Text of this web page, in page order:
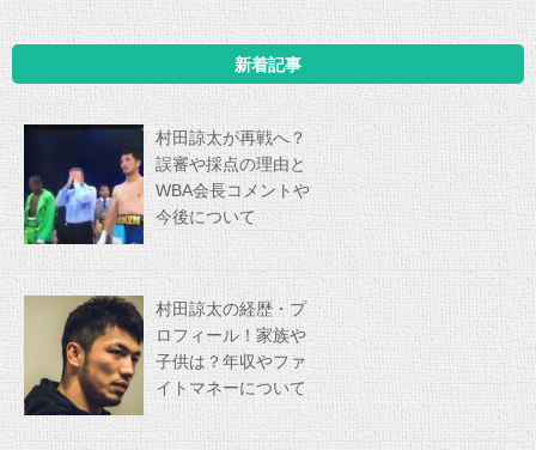
新着記事
村田諒太が再戦へ？
誤審や採点の理由と
WBA会長コメントや
今後について
村田諒太の経歴・プ
ロフィール！家族や
子供は？年収やファ
イトマネーについて